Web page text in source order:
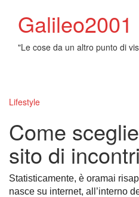
Galileo2001
"Le cose da un altro punto di
Lifestyle
Come
sito di
Statisticamente, è oramai
nasce su internet, all’interno